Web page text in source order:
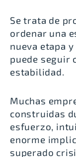
Se trata de
ordenar una
nueva etapa
puede seguir
estabilidad.
Muchas
construidas
esfuerzo,
enorme
superado